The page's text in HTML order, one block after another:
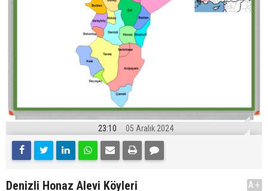
23:10 05 Aralık 2024
Denizli Honaz Alevi Köyleri
A+